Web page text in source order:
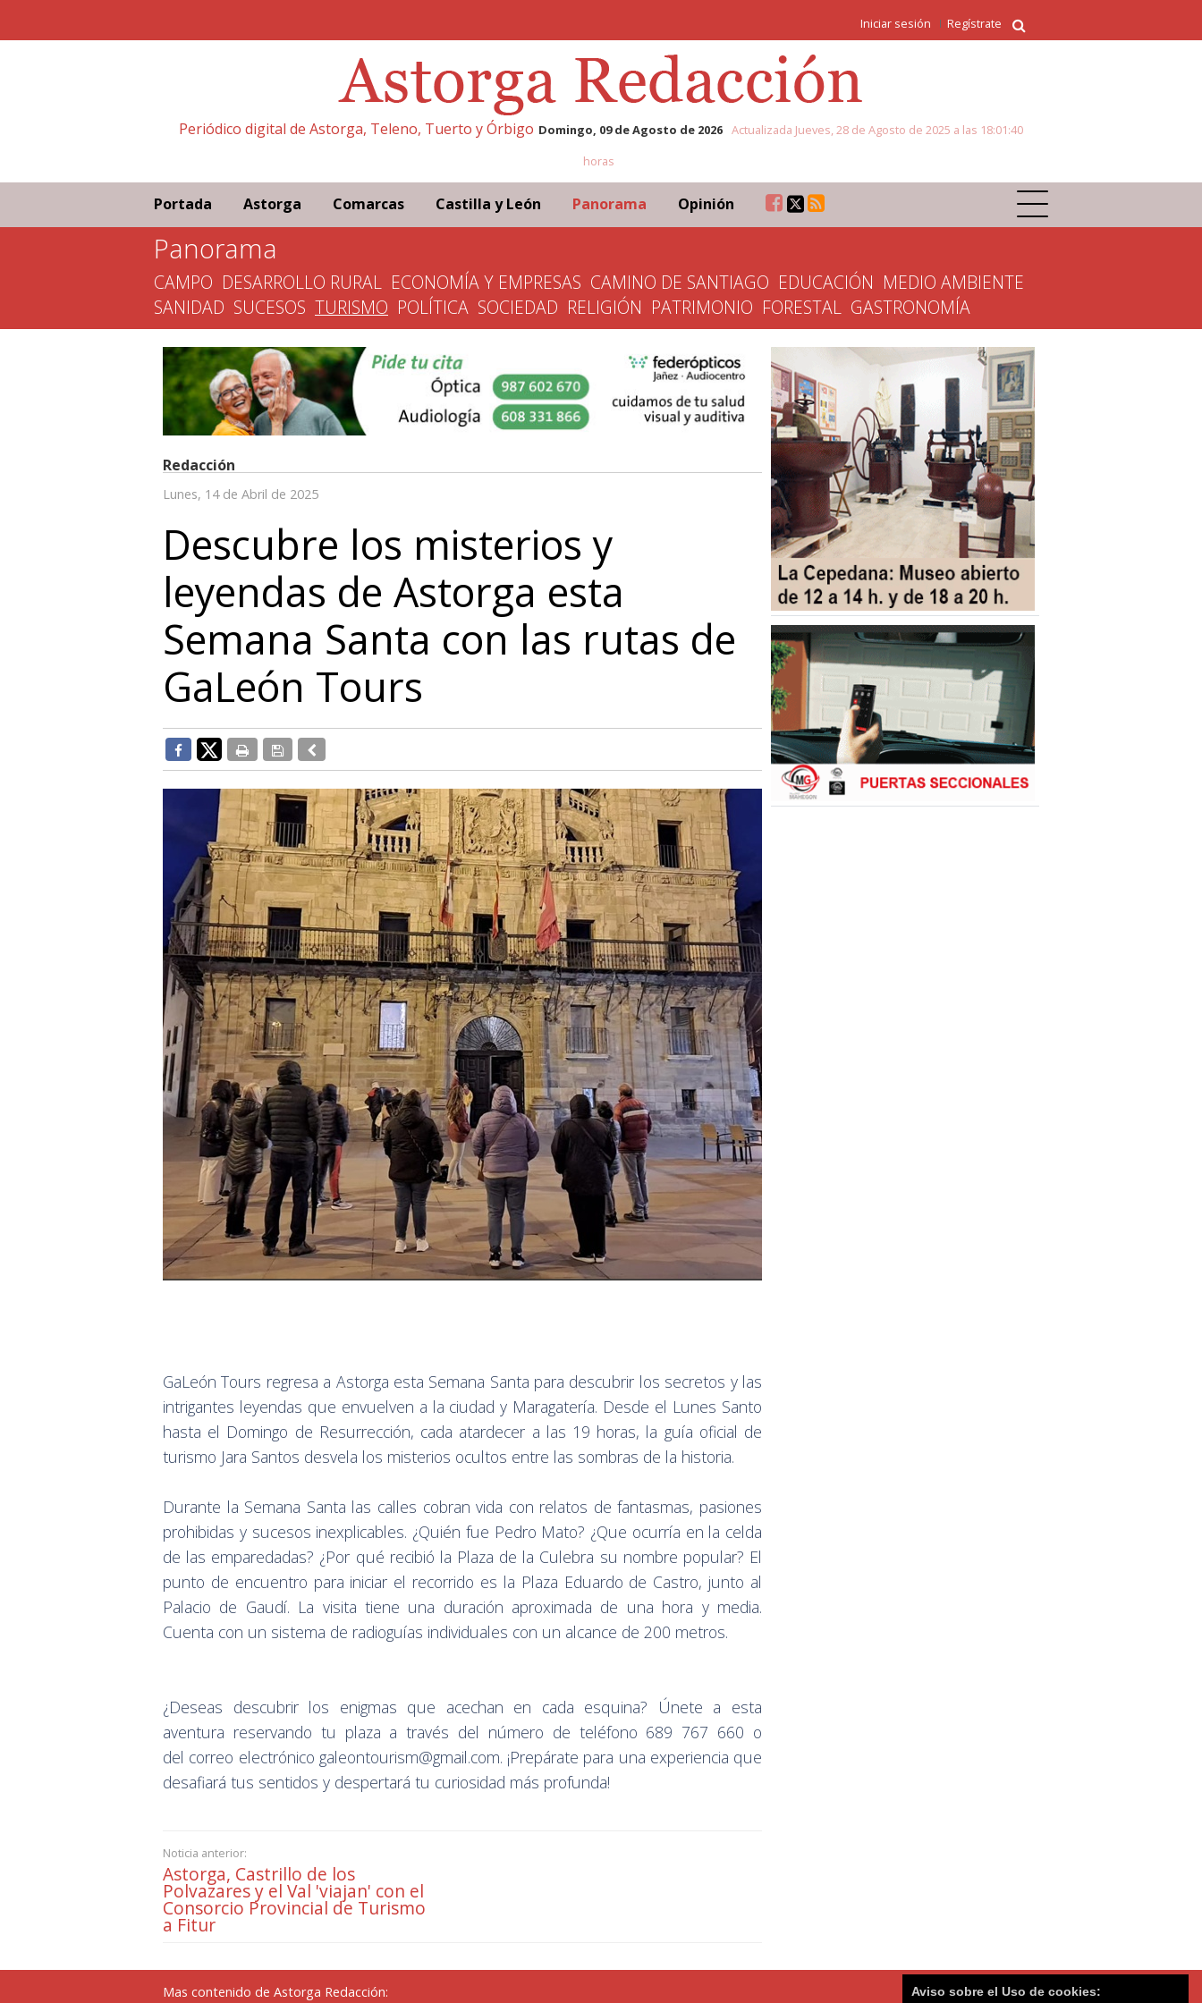
Iniciar sesión Regístrate
Periódico digital de Astorga, Teleno, Tuerto y Órbigo Domingo, 09 de Agosto de 2026 Actualizada Jueves, 28 de Agosto de 2025 a las 18:01:40
horas
Portada Astorga Comarcas Castilla y León Panorama Opinión
Panorama
CAMPO DESARROLLO RURAL ECONOMÍA Y EMPRESAS CAMINO DE SANTIAGO EDUCACIÓN MEDIO AMBIENTE
SANIDAD SUCESOS TURISMO POLÍTICA SOCIEDAD RELIGIÓN PATRIMONIO FORESTAL GASTRONOMÍA
Redacción
Lunes, 14 de Abril de 2025
Descubre los misterios y
leyendas de Astorga esta
Semana Santa con las rutas de
GaLeón Tours
GaLeón Tours regresa a Astorga esta Semana Santa para descubrir los secretos y las
intrigantes leyendas que envuelven a la ciudad y Maragatería. Desde el Lunes Santo
hasta el Domingo de Resurrección, cada atardecer a las 19 horas, la guía oficial de
turismo Jara Santos desvela los misterios ocultos entre las sombras de la historia.
Durante la Semana Santa las calles cobran vida con relatos de fantasmas, pasiones
prohibidas y sucesos inexplicables. ¿Quién fue Pedro Mato? ¿Que ocurría en la celda
de las emparedadas? ¿Por qué recibió la Plaza de la Culebra su nombre popular? El
punto de encuentro para iniciar el recorrido es la Plaza Eduardo de Castro, junto al
Palacio de Gaudí. La visita tiene una duración aproximada de una hora y media.
Cuenta con un sistema de radioguías individuales con un alcance de 200 metros.
¿Deseas descubrir los enigmas que acechan en cada esquina? Únete a esta
aventura reservando tu plaza a través del número de teléfono 689 767 660 o
del correo electrónico galeontourism@gmail.com. ¡Prepárate para una experiencia que
desafiará tus sentidos y despertará tu curiosidad más profunda!
Noticia anterior:
Astorga, Castrillo de los
Polvazares y el Val 'viajan' con el
Consorcio Provincial de Turismo
a Fitur
Mas contenido de Astorga Redacción:
Aviso sobre el Uso de cookies: